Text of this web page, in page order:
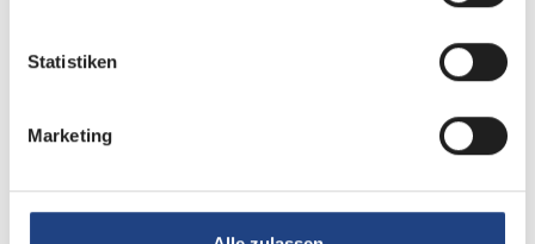
Statistiken
Marketing